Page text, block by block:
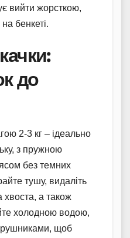
вийти жорсткою,
бенкеті.
до
2-3 кг – ідеально
з пружною
без темних
тушу, видаліть
хвоста, а також
холодною водою,
рушниками, щоб